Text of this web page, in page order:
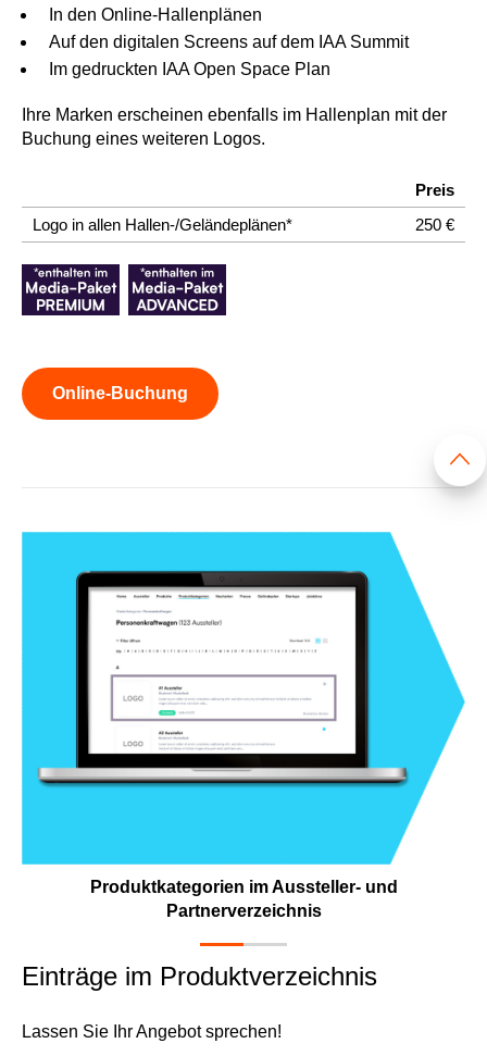
In den Online-Hallenplänen
Auf den digitalen Screens auf dem IAA Summit
Im gedruckten IAA Open Space Plan
Ihre Marken erscheinen ebenfalls im Hallenplan mit der
Buchung eines weiteren Logos.
Preis
Logo in allen Hallen-/Geländeplänen*
250 €
Online-Buchung
Produktkategorien im Aussteller- und
Partnerverzeichnis
Einträge im Produktverzeichnis
Lassen Sie Ihr Angebot sprechen!